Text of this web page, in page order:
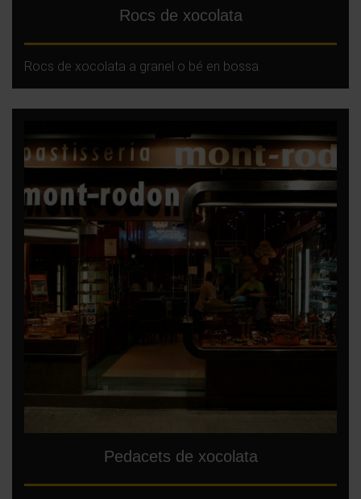
Rocs de xocolata
Rocs de xocolata a granel o bé en bossa.
Pedacets de xocolata